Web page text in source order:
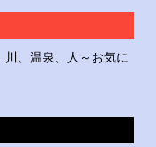
、温泉、人～お気に